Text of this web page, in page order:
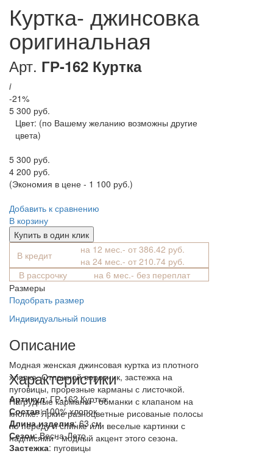
Куртка- джинсовка
оригинальная
Арт. ГР-162 Куртка
i
-21%
5 300 руб.
Цвет: (по Вашему желанию возможны другие
цвета)
5 300 руб.
4 200 руб.
(Экономия в цене - 1 100 руб.)
Добавить к сравнению
В корзину
Купить в один клик
В кредит
на 12 мес.- от 386.42 руб.
на 24 мес.- от 210.74 руб.
В рассрочку
на 6 мес.- без переплат
Размеры
Подобрать размер
Индивидуальный пошив
Описание
Модная женская джинсовая куртка из плотного
хлопка. Отложной воротник, застежка на
пуговицы, прорезные карманы с листочкой.
Нагрудные карманы - обманки с клапаном на
кнопке. Яркие разноцветные рисованые полосы
по переду и спинке или веселые картинки с
надписями - модный акцент этого сезона.
Характеристики
Артикул: ГР-162 Куртка
Состав:100% хлопок
Длина изделия: 63 см
Сезон: Весна-Лето
Застежка: пуговицы